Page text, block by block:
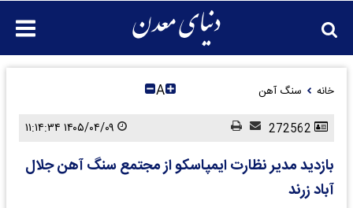
خانه سنگ آهن A
بازدید مدیر نظارت ایمپاسکو از مجتمع سنگ آهن جلال‌
آباد زرند